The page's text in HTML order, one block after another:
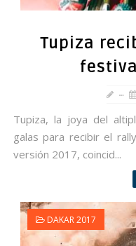
Tupiza
Tupiza, la joya del
galas para recibir el
versión 2017, coincid...
DAKAR 2017